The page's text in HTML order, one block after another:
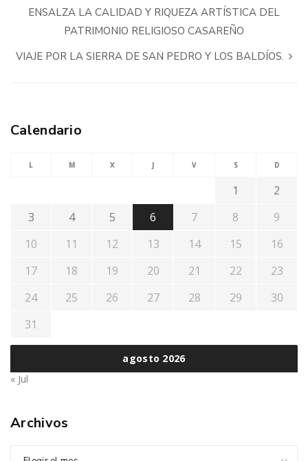
ENSALZA LA CALIDAD Y RIQUEZA ARTÍSTICA DEL
PATRIMONIO RELIGIOSO CASAREÑO
VIAJE POR LA SIERRA DE SAN PEDRO Y LOS BALDÍOS.
Calendario
agosto 2026
L M X J V S D
1
2
3
4 5 6 7 8
9
10
11 12 13 14 15
16
17
18 19 20 21 22
23
24
25 26 27 28 29
30
31
« Jul
Archivos